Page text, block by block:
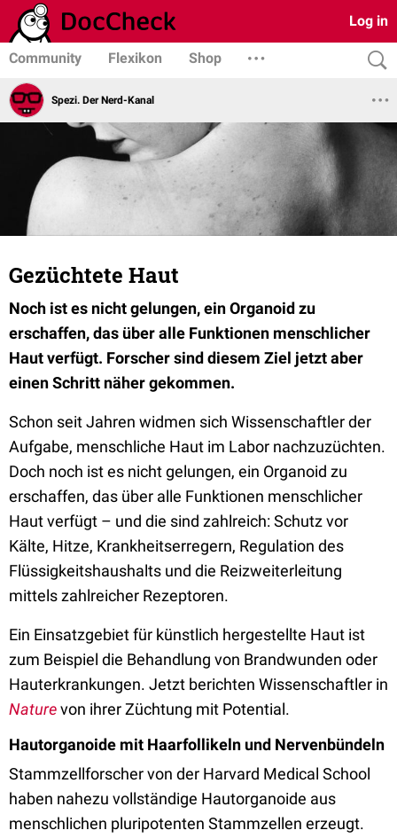
Log in
Community Flexikon Shop
Spezi. Der Nerd-Kanal
Gezüchtete Haut
Noch ist es nicht gelungen, ein Organoid zu
erschaffen, das über alle Funktionen menschlicher
Haut verfügt. Forscher sind diesem Ziel jetzt aber
einen Schritt näher gekommen.
Schon seit Jahren widmen sich Wissenschaftler der
Aufgabe, menschliche Haut im Labor nachzuzüchten.
Doch noch ist es nicht gelungen, ein Organoid zu
erschaffen, das über alle Funktionen menschlicher
Haut verfügt – und die sind zahlreich: Schutz vor
Kälte, Hitze, Krankheitserregern, Regulation des
Flüssigkeitshaushalts und die Reizweiterleitung
mittels zahlreicher Rezeptoren.
Ein Einsatzgebiet für künstlich hergestellte Haut ist
zum Beispiel die Behandlung von Brandwunden oder
Hauterkrankungen. Jetzt berichten Wissenschaftler in
Naturevon ihrer Züchtung mit Potential.
Hautorganoide mit Haarfollikeln und Nervenbündeln
Stammzellforscher von der Harvard Medical School
haben nahezu vollständige Hautorganoide aus
menschlichen pluripotenten Stammzellen erzeugt.